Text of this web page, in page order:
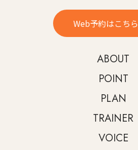
Web予約はこちら
ABOUT
POINT
PLAN
TRAINER
VOICE